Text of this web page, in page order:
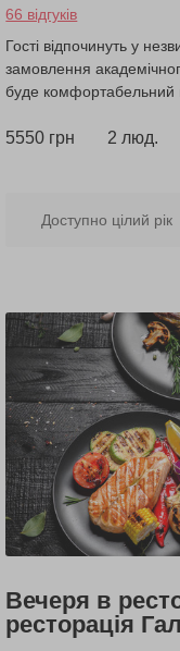
66 відгуків
Гості відпочинуть у
замовлення
буде комфортабельний
5550 грн 2 люд.
Доступно цілий рік
Вечеря в
ресторація